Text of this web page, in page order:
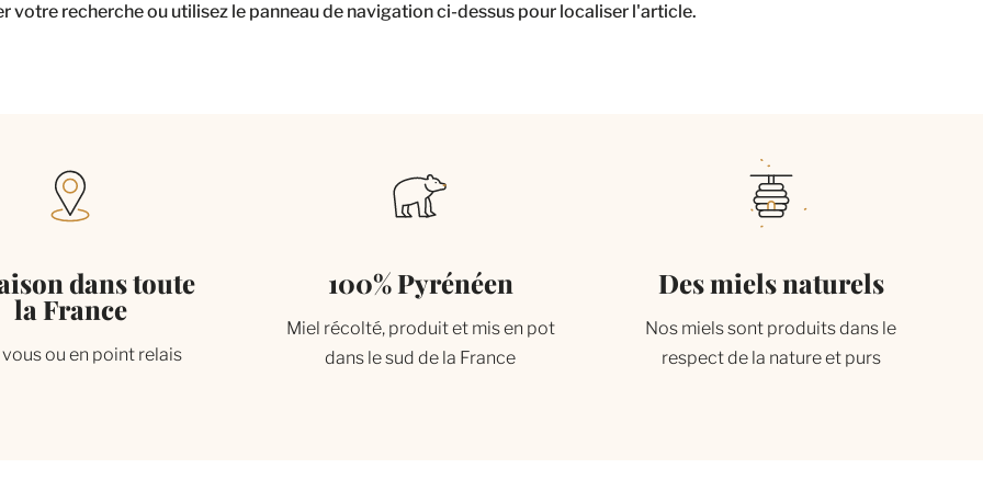
votre recherche ou utilisez le panneau de navigation ci-dessus pour localiser l'article.
dans toute
la France
vous ou en point relais
100% Pyrénéen
Miel récolté, produit et mis en pot
dans le sud de la France
Des miels naturels
Nos miels sont produits dans le
respect de la nature et purs